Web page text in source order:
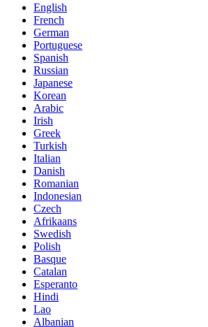
English
French
German
Portuguese
Spanish
Russian
Japanese
Korean
Arabic
Irish
Greek
Turkish
Italian
Danish
Romanian
Indonesian
Czech
Afrikaans
Swedish
Polish
Basque
Catalan
Esperanto
Hindi
Lao
Albanian